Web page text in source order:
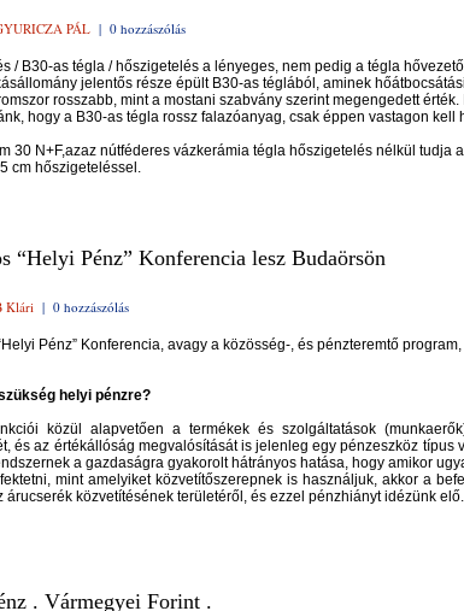
PÁL | 0 hozzászólás
/ B30-as tégla / hőszigetelés a lényeges, nem pedig a tégla
jelentős része épült B30-as téglából, aminek
rosszabb, mint a mostani szabvány szerint megengedett érték.
hogy a B30-as tégla rossz falazóanyag, csak éppen vastagon kell
30 N+F,azaz nútféderes vázkerámia tégla hőszigetelés nélkül tudja
cm hőszigeteléssel.
“Helyi Pénz” Konferencia lesz Budaörsön
Klári | 0 hozzászólás
Pénz” Konferencia, avagy a közösség-, és pénzteremtő
helyi pénzre?
közül alapvetően a termékek és szolgáltatások
és az értékállóság megvalósítását is jelenleg egy pénzeszköz típus
a gazdaságra gyakorolt hátrányos hatása, hogy amikor
mint amelyiket közvetítőszerepnek is használjuk, akkor a
árucserék közvetítésének területéről, és ezzel pénzhiányt idézünk elő.
. Vármegyei Forint .